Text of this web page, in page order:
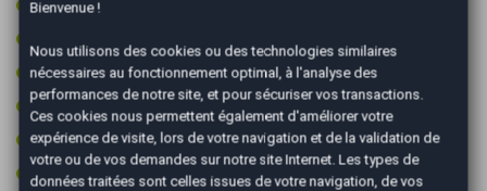
Kit de gonflage (sans roue de secours)
Limiteur de vitesse
Ordinateur de bord
Ouverture du coffre électrique
Bienvenue !
Nous utilisons des cookies ou des technologies similaires
nécessaires au fonctionnement optimal, à l'analyse des
performances de notre site, et pour sécuriser vos transactions.
Ces cookies nous permettent également d'améliorer votre
expérience de visite, lors de votre navigation et de la validation de
votre ou de vos demandes sur notre site Internet. Les types de
données traitées sont celles issues de votre navigation, de vos